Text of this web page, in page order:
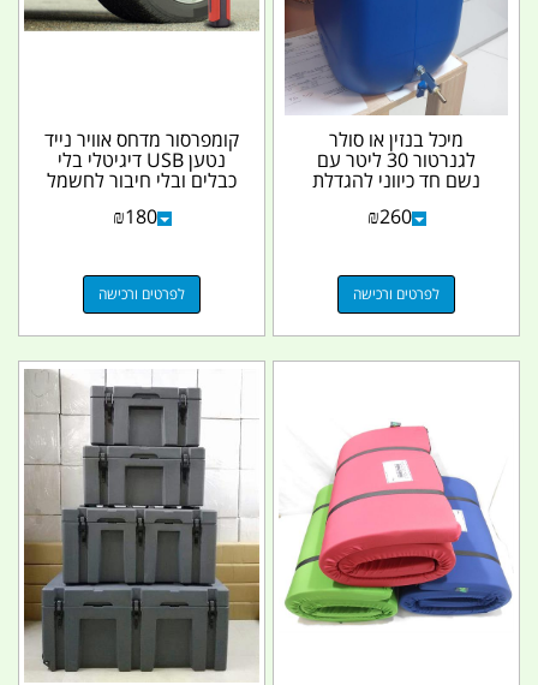
מיכל בנזין או סולר
לגנרטור 30 ליטר עם
נשם חד כיווני להגדלת
₪260
לפרטים ורכישה
קומפרסור מדחס אוויר נייד
נטען USB דיגיטלי בלי
כבלים ובלי חיבור לחשמל
₪180
לפרטים ורכישה